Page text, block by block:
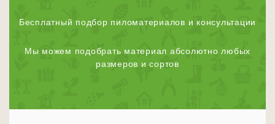
Бесплатный подбор пиломатериалов и консультации
Мы можем подобрать материал абсолютно любых
размеров и сортов